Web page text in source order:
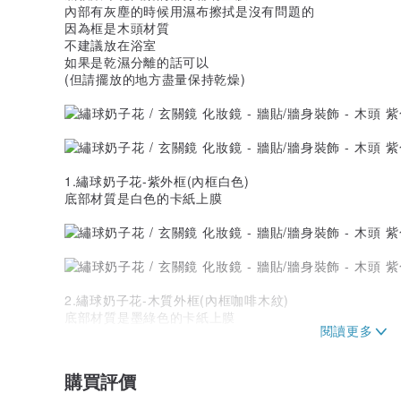
內部有灰塵的時候用濕布擦拭是沒有問題的
因為框是木頭材質
不建議放在浴室
如果是乾濕分離的話可以
(但請擺放的地方盡量保持乾燥)
1.繡球奶子花-紫外框(內框白色)
底部材質是白色的卡紙上膜
2.繡球奶子花-木質外框(內框咖啡木紋)
底部材質是墨綠色的卡紙上膜
購買評價